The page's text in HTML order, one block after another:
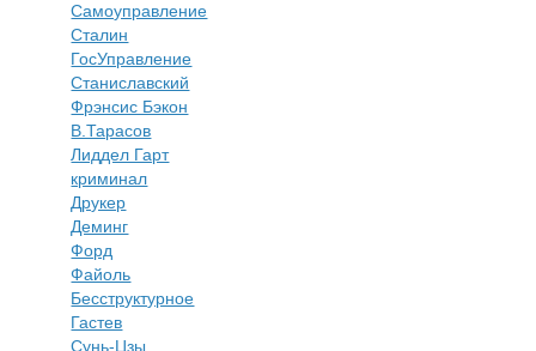
Самоуправление
Сталин
ГосУправление
Станиславский
Фрэнсис Бэкон
В.Тарасов
Лиддел Гарт
криминал
Друкер
Деминг
Форд
Файоль
Бесструктурное
Гастев
Сунь-Цзы